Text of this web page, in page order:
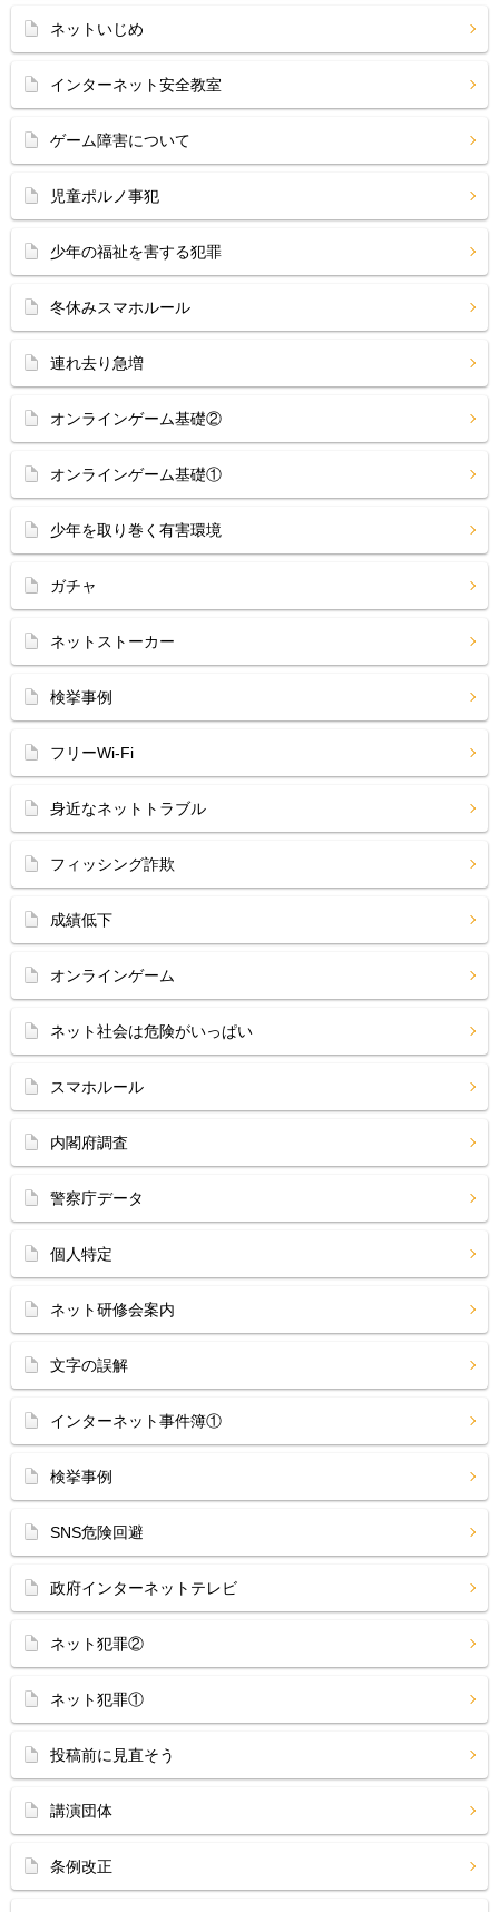
ネットいじめ
インターネット安全教室
ゲーム障害について
児童ポルノ事犯
少年の福祉を害する犯罪
冬休みスマホルール
連れ去り急増
オンラインゲーム基礎②
オンラインゲーム基礎①
少年を取り巻く有害環境
ガチャ
ネットストーカー
検挙事例
フリーWi-Fi
身近なネットトラブル
フィッシング詐欺
成績低下
オンラインゲーム
ネット社会は危険がいっぱい
スマホルール
内閣府調査
警察庁データ
個人特定
ネット研修会案内
文字の誤解
インターネット事件簿①
検挙事例
SNS危険回避
政府インターネットテレビ
ネット犯罪②
ネット犯罪①
投稿前に見直そう
講演団体
条例改正